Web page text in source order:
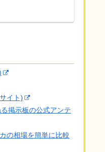
イト)
掲示板の公式アンテ
の相場を簡単に比較